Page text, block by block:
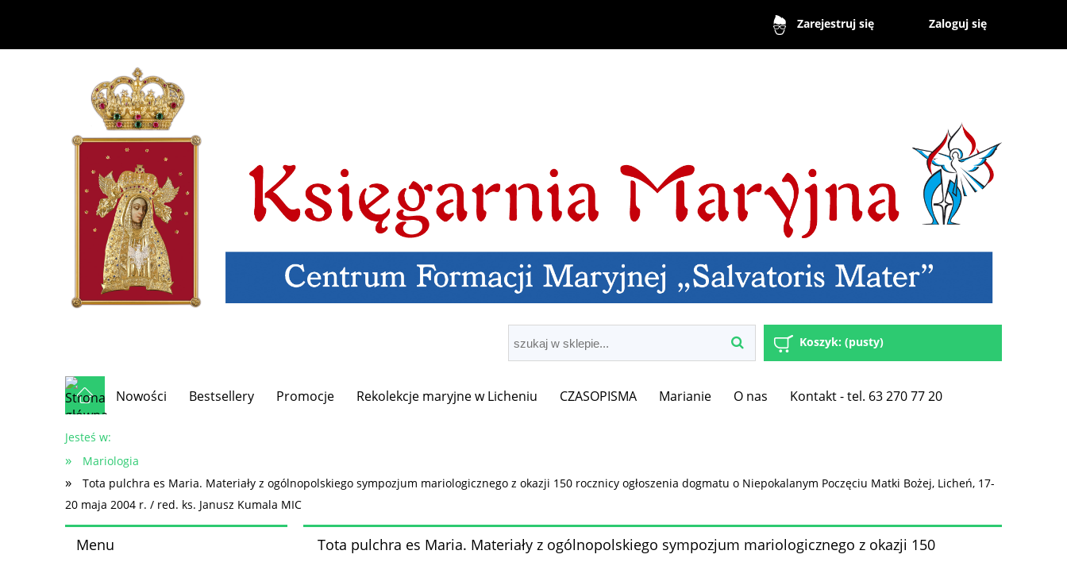
Zarejestruj się Zaloguj się
Koszyk: (pusty)
Nowości Bestsellery Promocje Rekolekcje maryjne w Licheniu CZASOPISMA Marianie O nas Kontakt - tel. 63 270 77 20
Jesteś w:
» Mariologia
»
Tota pulchra es Maria. Materiały z ogólnopolskiego sympozjum mariologicznego z okazji 150 rocznicy ogłoszenia dogmatu o Niepokalanym Poczęciu Matki Bożej, Licheń, 17-
20 maja 2004 r. / red. ks. Janusz Kumala MIC
Menu
Tota pulchra es Maria. Materiały z ogólnopolskiego sympozjum mariologicznego z okazji 150